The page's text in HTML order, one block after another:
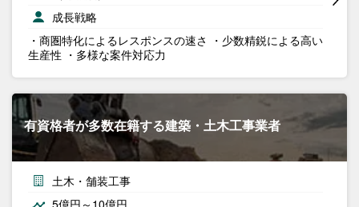
成長戦略
・商圏特化によるレスポンスの速さ ・少数精鋭による高い
生産性 ・多様な案件対応力
有資格者が多数在籍する建築・土木工事業者
土木・舗装工事
5億円～10億円